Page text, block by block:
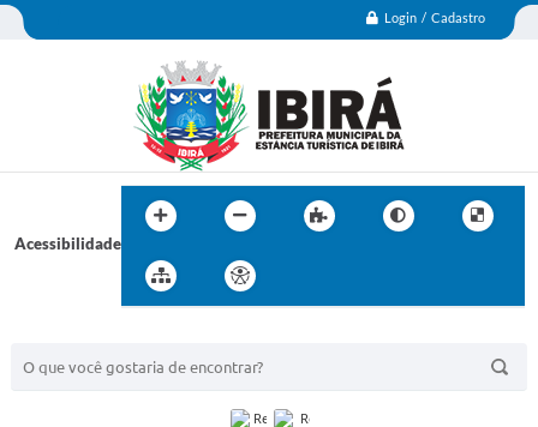
Login / Cadastro
Acessibilidade